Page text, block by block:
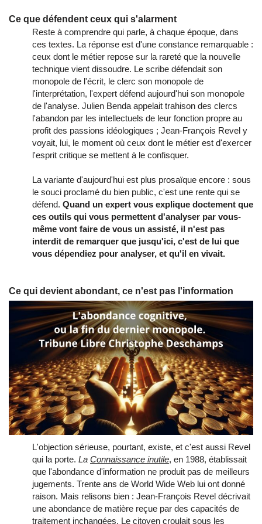
Ce que défendent ceux qui s'alarment
Reste à comprendre qui parle, à chaque époque, dans
ces textes. La réponse est d'une constance remarquable :
ceux dont le métier repose sur la rareté que la nouvelle
technique vient dissoudre. Le scribe défendait son
monopole de l'écrit, le clerc son monopole de
l'interprétation, l'expert défend aujourd'hui son monopole
de l'analyse. Julien Benda appelait trahison des clercs
l'abandon par les intellectuels de leur fonction propre au
profit des passions idéologiques ; Jean-François Revel y
voyait, lui, le moment où ceux dont le métier est d'exercer
l'esprit critique se mettent à le confisquer.
La variante d'aujourd'hui est plus prosaïque encore : sous
le souci proclamé du bien public, c'est une rente qui se
défend. Quand un expert vous explique doctement que
ces outils qui vous permettent d'analyser par vous-
même vont faire de vous un assisté, il n'est pas
interdit de remarquer que jusqu'ici, c'est de lui que
vous dépendiez pour analyser, et qu'il en vivait.
Ce qui devient abondant, ce n'est pas l'information
L'objection sérieuse, pourtant, existe, et c'est aussi Revel
qui la porte. La Connaissance inutile, en 1988, établissait
que l'abondance d'information ne produit pas de meilleurs
jugements. Trente ans de World Wide Web lui ont donné
raison. Mais relisons bien : Jean-François Revel décrivait
une abondance de matière reçue par des capacités de
traitement inchangées. Le citoyen croulait sous les